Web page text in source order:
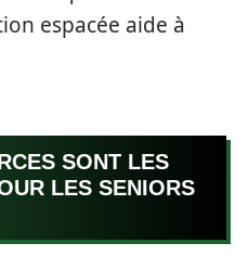
espacée aide à
SONT LES
LES SENIORS